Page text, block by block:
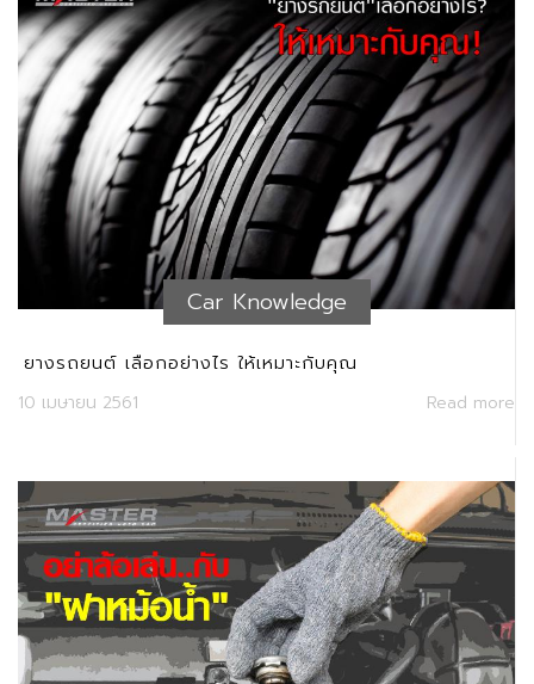
Car Knowledge
ยางรถยนต์ เลือกอย่างไร ให้เหมาะกับคุณ
10 เมษายน 2561 Read more